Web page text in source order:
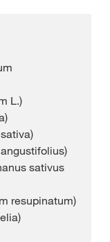
L.)
sativus
resupinatum)